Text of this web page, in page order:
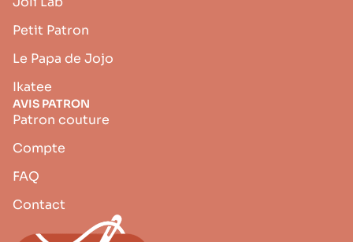
Petit Patron
Le Papa de Jojo
Ikatee
AVIS PATRON
Patron couture
Compte
FAQ
Contact